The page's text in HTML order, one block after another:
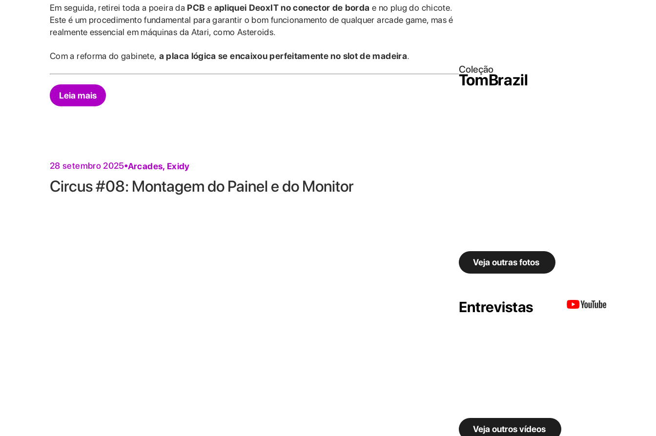
Em seguida, retirei toda a poeira da PCB e apliquei DeoxIT no conector de borda e no plug do chicote.
Este é um procedimento fundamental para garantir o bom funcionamento de qualquer arcade game, mas é
realmente essencial em máquinas da Atari, como Asteroids.
Com a reforma do gabinete, a placa lógica se encaixou perfeitamente no slot de madeira.
Leia mais
28 setembro 2025 Arcades, Exidy
Circus #08: Montagem do Painel e do Monitor
Coleção
TomBrazil
Veja outras fotos
Entrevistas
Veja outros vídeos